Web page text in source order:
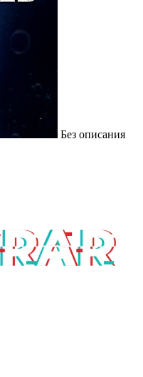
Без описания